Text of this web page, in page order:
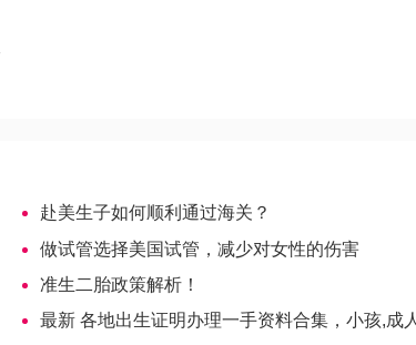
赴美生子如何顺利通过海关？
做试管选择美国试管，减少对女性的伤害
准生二胎政策解析！
最新 各地出生证明办理一手资料合集，小孩,成人略有不